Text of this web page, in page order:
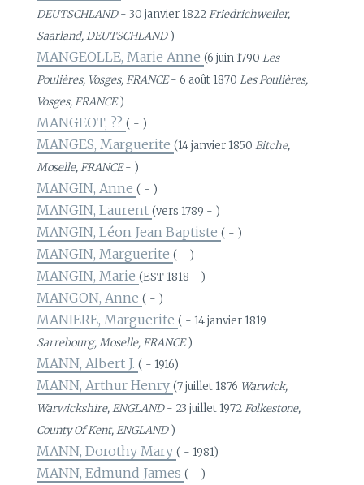
DEUTSCHLAND- 30 janvier 1822Friedrichweiler,
Saarland, DEUTSCHLAND)
MANGEOLLE, Marie Anne(6 juin 1790Les
Poulières, Vosges, FRANCE- 6 août 1870Les Poulières,
Vosges, FRANCE)
MANGEOT, ??( - )
MANGES, Marguerite(14 janvier 1850Bitche,
Moselle, FRANCE- )
MANGIN, Anne( - )
MANGIN, Laurent(vers 1789 - )
MANGIN, Léon Jean Baptiste( - )
MANGIN, Marguerite( - )
MANGIN, Marie(EST 1818 - )
MANGON, Anne( - )
MANIERE, Marguerite( - 14 janvier 1819
Sarrebourg, Moselle, FRANCE)
MANN, Albert J.( - 1916)
MANN, Arthur Henry(7 juillet 1876 Warwick,
Warwickshire, ENGLAND- 23 juillet 1972Folkestone,
County Of Kent, ENGLAND)
MANN, Dorothy Mary( - 1981)
MANN, Edmund James( - )